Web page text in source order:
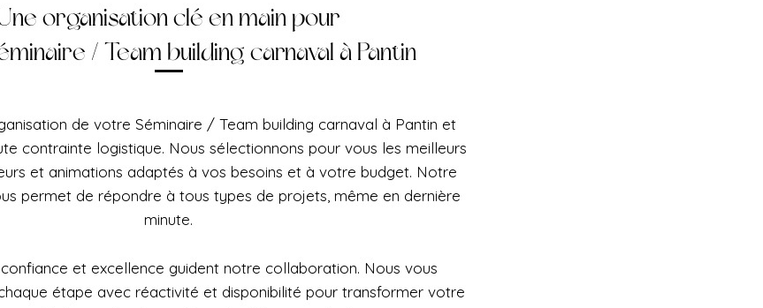
organisation clé en main pour
/ Team building carnaval à Pantin
de votre Séminaire / Team building carnaval à Pantin et
contrainte logistique. Nous sélectionnons pour vous les meilleurs
et animations adaptés à vos besoins et à votre budget. Notre
permet de répondre à tous types de projets, même en dernière
minute.
et excellence guident notre collaboration. Nous vous
étape avec réactivité et disponibilité pour transformer votre